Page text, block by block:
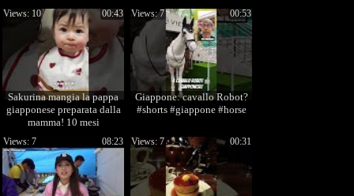
Sakurina mangia la pappa
giapponese preparata dalla
mamma! 10 mesi
00:43
Views: 10
Giappone: cavallo Robot?
#shorts #giappone #horse
00:53
Views: 7
08:23
Views: 7 00:31
Views: 7